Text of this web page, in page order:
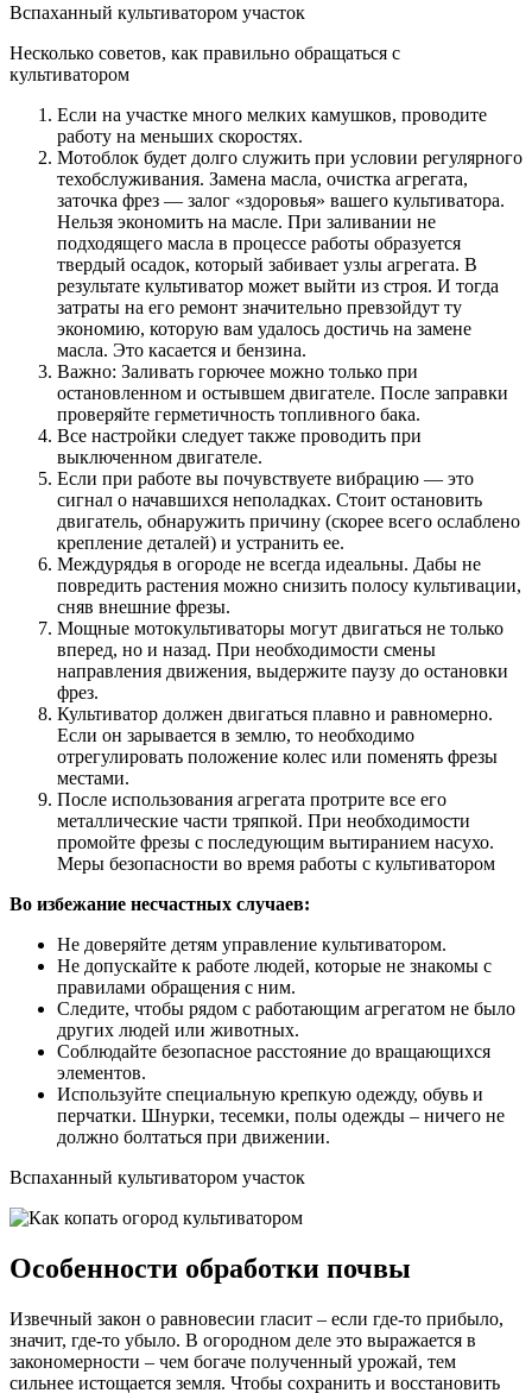
Вспаханный культиватором участок
Несколько советов, как правильно обращаться с
культиватором
Если на участке много мелких камушков, проводите
работу на меньших скоростях.
Мотоблок будет долго служить при условии регулярного
техобслуживания. Замена масла, очистка агрегата,
заточка фрез — залог «здоровья» вашего культиватора.
Нельзя экономить на масле. При заливании не
подходящего масла в процессе работы образуется
твердый осадок, который забивает узлы агрегата. В
результате культиватор может выйти из строя. И тогда
затраты на его ремонт значительно превзойдут ту
экономию, которую вам удалось достичь на замене
масла. Это касается и бензина.
Важно: Заливать горючее можно только при
остановленном и остывшем двигателе. После заправки
проверяйте герметичность топливного бака.
Все настройки следует также проводить при
выключенном двигателе.
Если при работе вы почувствуете вибрацию — это
сигнал о начавшихся неполадках. Стоит остановить
двигатель, обнаружить причину (скорее всего ослаблено
крепление деталей) и устранить ее.
Междурядья в огороде не всегда идеальны. Дабы не
повредить растения можно снизить полосу культивации,
сняв внешние фрезы.
Мощные мотокультиваторы могут двигаться не только
вперед, но и назад. При необходимости смены
направления движения, выдержите паузу до остановки
фрез.
Культиватор должен двигаться плавно и равномерно.
Если он зарывается в землю, то необходимо
отрегулировать положение колес или поменять фрезы
местами.
После использования агрегата протрите все его
металлические части тряпкой. При необходимости
промойте фрезы с последующим вытиранием насухо.
Меры безопасности во время работы с культиватором
Во избежание несчастных случаев:
Не доверяйте детям управление культиватором.
Не допускайте к работе людей, которые не знакомы с
правилами обращения с ним.
Следите, чтобы рядом с работающим агрегатом не было
других людей или животных.
Соблюдайте безопасное расстояние до вращающихся
элементов.
Используйте специальную крепкую одежду, обувь и
перчатки. Шнурки, тесемки, полы одежды – ничего не
должно болтаться при движении.
Вспаханный культиватором участок
Особенности обработки почвы
Извечный закон о равновесии гласит – если где-то прибыло,
значит, где-то убыло. В огородном деле это выражается в
закономерности – чем богаче полученный урожай, тем
сильнее истощается земля. Чтобы сохранить и восстановить